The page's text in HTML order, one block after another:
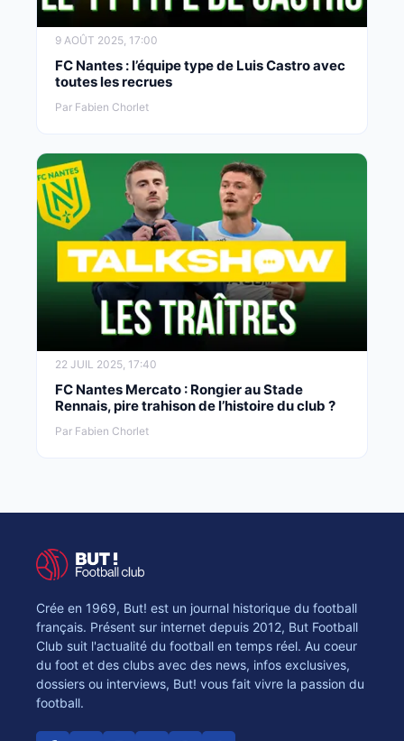
9 AOÛT 2025, 17:00
FC Nantes : l’équipe type de Luis Castro avec
toutes les recrues
Par Fabien Chorlet
22 JUIL 2025, 17:40
FC Nantes Mercato : Rongier au Stade
Rennais, pire trahison de l’histoire du club ?
Par Fabien Chorlet
Crée en 1969, But! est un journal historique du football
français. Présent sur internet depuis 2012, But Football
Club suit l'actualité du football en temps réel. Au coeur
du foot et des clubs avec des news, infos exclusives,
dossiers ou interviews, But! vous fait vivre la passion du
football.